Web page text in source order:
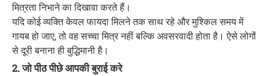
मित्रता निभाने का दिखावा करते हैं।
यदि कोई व्यक्ति केवल फायदा मिलने तक साथ रहे और मुश्किल समय में
गायब हो जाए, तो वह सच्चा मित्र नहीं बल्कि अवसरवादी होता है। ऐसे लोगों
से दूरी बनाना ही बुद्धिमानी है।
2. जो पीठ पीछे आपकी बुराई करे